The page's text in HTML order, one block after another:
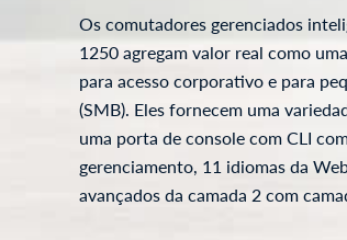
Os comutadores gerenciados
1250 agregam valor real como
para acesso corporativo e para
(SMB). Eles fornecem uma
uma porta de console com CLI
gerenciamento, 11 idiomas da
avançados da camada 2 com